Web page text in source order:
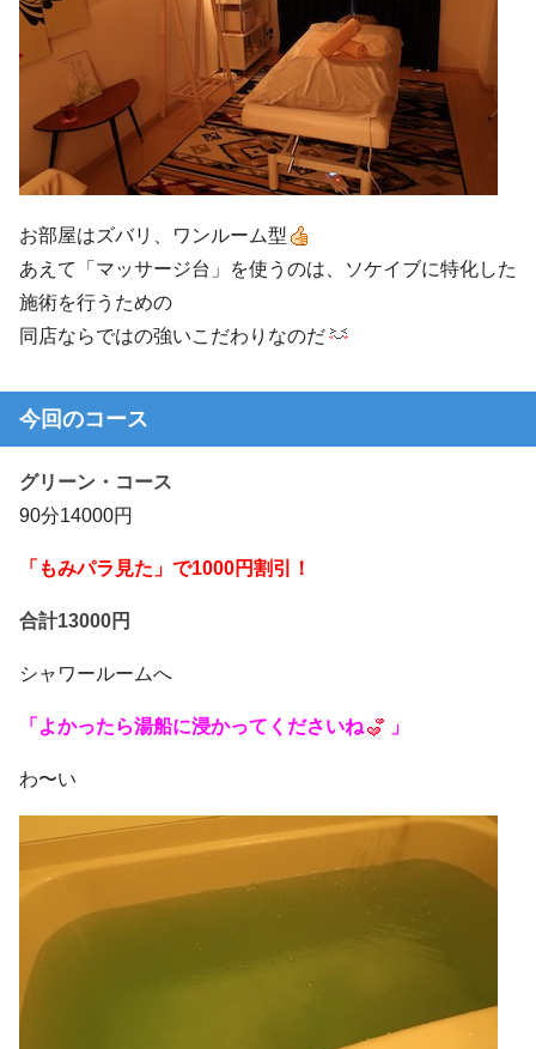
お部屋はズバリ、ワンルーム型
あえて「マッサージ台」を使うのは、ソケイブに特化した
施術を行うための
同店ならではの強いこだわりなのだ
今回のコース
グリーン・コース
90分14000円
「もみパラ見た」で1000円割引！
合計13000円
シャワールームへ
「よかったら湯船に浸かってくださいね 」
わ〜い